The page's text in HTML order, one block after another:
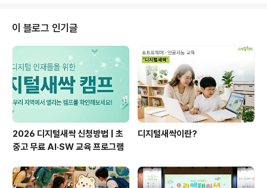
최유선 코딩, 코딩, 코딩... 코딩을 배워두지 않으면 우리 아
이들이 살아갈 4차 산업혁명의 시대에서 살아남을 수 없을
것처럼 코딩의 중요성이 강조되고 있다. 나도 아이들 교육
에 관심이 있는 엄마로, 코딩이 이렇게 중요하다는데 코딩
은 무엇이며, 난 우리 아이에게 어떻게 코딩을 가르쳐야 하
는 것일까 하는 의문이 내 속..
이 블로그 인기글
2026 디지털새싹 신청방법 | 초
중고 무료 AI·SW 교육 프로그램
디지털새싹이란?